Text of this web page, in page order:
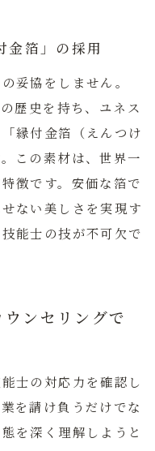
金箔」の採用
妥協をしません。
歴史を持ち、ユネス
縁付金箔（えんつけ
この素材は、世界一
徴です。安価な箔で
ない美しさを実現す
能士の技が不可欠で
ンセリングで
士の対応力を確認し
を請け負うだけでな
を深く理解しようと